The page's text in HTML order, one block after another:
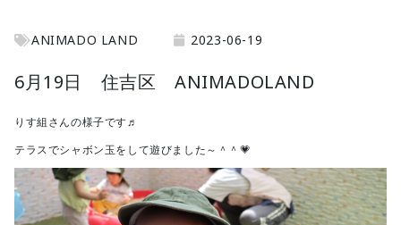
ANIMADO LAND 2023-06-19
6月19日 住吉区 ANIMADOLAND
りす組さんの様子です♬
テラスでシャボン玉をして遊びました～＾＾💗